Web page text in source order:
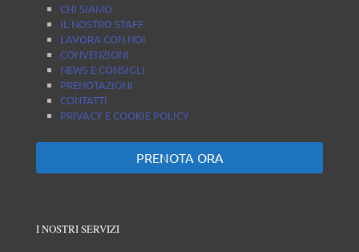
CHI SIAMO
IL NOSTRO STAFF
LAVORA CON NOI
CONVENZIONI
NEWS E CONSIGLI
PRENOTAZIONI
CONTATTI
PRIVACY E COOKIE POLICY
PRENOTA ORA
I NOSTRI SERVIZI